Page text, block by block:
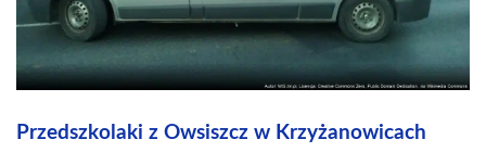
Przedszkolaki z Owsiszcz w Krzyżanowicach